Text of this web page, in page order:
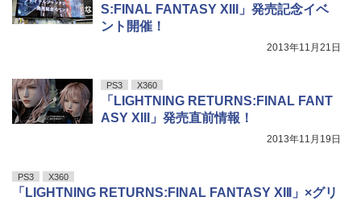
S:FINAL FANTASY XIII」発売記念イベ
ント開催！
2013年11月21日
PS3 X360
「LIGHTNING RETURNS:FINAL FANT
ASY XIII」発売直前情報！
2013年11月19日
PS3 X360
「LIGHTNING RETURNS:FINAL FANTASY XIII」×グリ